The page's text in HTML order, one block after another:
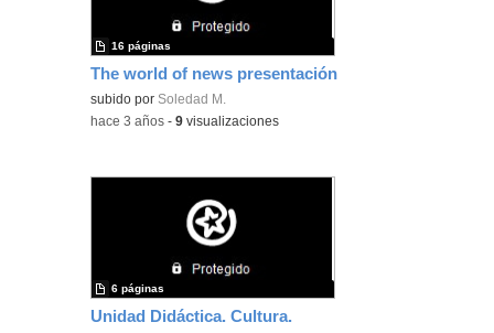
The world of news presentación
subido por Soledad M.
16 páginas
-hace 3 años -9 visualizaciones
Unidad Didáctica. Cultura.
6 páginas